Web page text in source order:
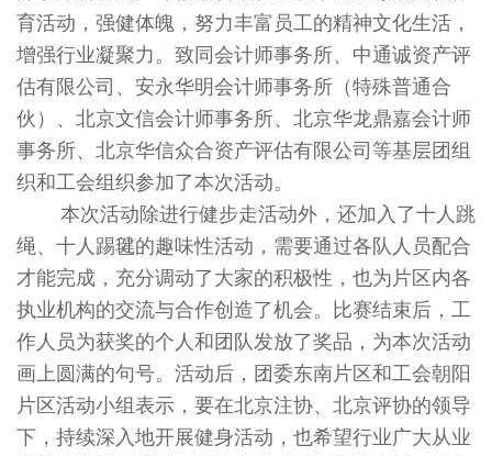
育活动，强健体魄，努力丰富员工的精神文化生活，
增强行业凝聚力。致同会计师事务所、中通诚资产评
估有限公司、安永华明会计师事务所（特殊普通合
伙）、北京文信会计师事务所、北京华龙鼎嘉会计师
事务所、北京华信众合资产评估有限公司等基层团组
织和工会组织参加了本次活动。
本次活动除进行健步走活动外，还加入了十人跳
绳、十人踢毽的趣味性活动，需要通过各队人员配合
才能完成，充分调动了大家的积极性，也为片区内各
执业机构的交流与合作创造了机会。比赛结束后，工
作人员为获奖的个人和团队发放了奖品，为本次活动
画上圆满的句号。活动后，团委东南片区和工会朝阳
片区活动小组表示，要在北京注协、北京评协的领导
下，持续深入地开展健身活动，也希望行业广大从业